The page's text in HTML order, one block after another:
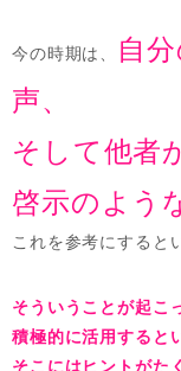
今の時期は、
自
声、
そして他者
啓示のよう
これを参考にすると
そういうことが起こ
積極的に活用すると
そこにはヒントがた